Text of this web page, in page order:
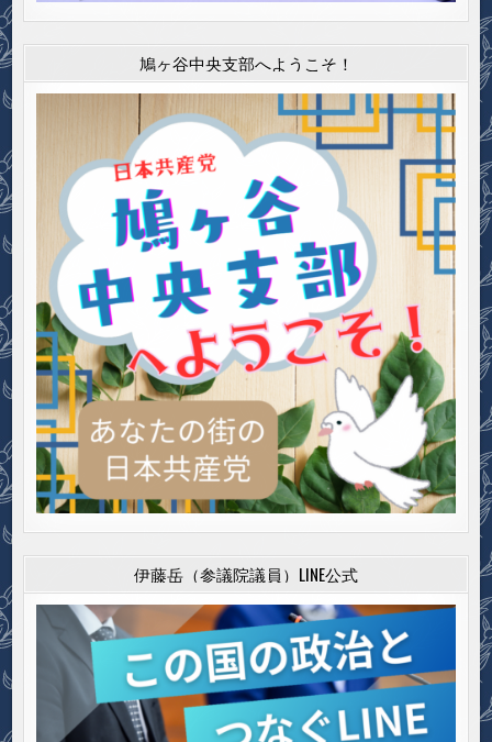
鳩ヶ谷中央支部へようこそ！
伊藤岳（参議院議員）LINE公式